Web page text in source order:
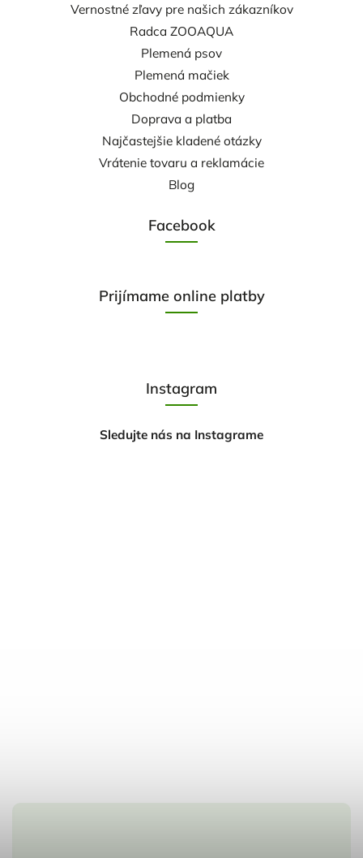
Vernostné zľavy pre našich zákazníkov
Radca ZOOAQUA
Plemená psov
Plemená mačiek
Obchodné podmienky
Doprava a platba
Najčastejšie kladené otázky
Vrátenie tovaru a reklamácie
Blog
Facebook
Prijímame online platby
Instagram
Sledujte nás na Instagrame